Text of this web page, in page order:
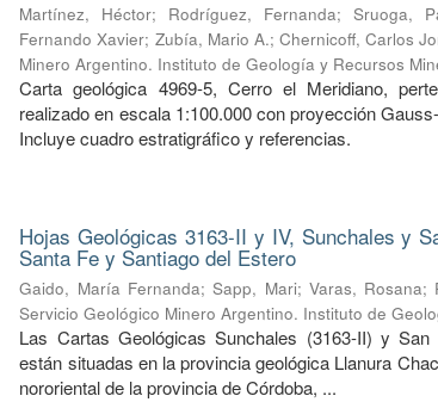
Martínez, Héctor; Rodríguez, Fernanda;Sruoga,
Fernando Xavier; Zubía, Mario A.; Chernicoff, Carlos
Minero Argentino. Instituto de Geología y Recursos
Carta geológica 4969-5, Cerro el Meridiano,
realizado en escala 1:100.000 con proyección
Incluye cuadro estratigráfico y referencias.
Hojas Geológicas 3163-II y IV, Sunchales y
Santa Fe y Santiago del Estero
Gaido, María Fernanda;Sapp, Mari; Varas, Rosana;
Servicio Geológico Minero Argentino. Instituto de
Las Cartas Geológicas Sunchales (3163-II) y
están situadas en la provincia geológica Llanura
nororiental de la provincia de Córdoba, ...